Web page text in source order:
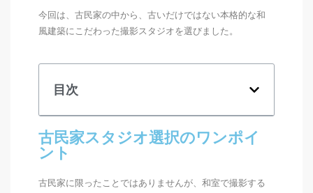
今回は、古民家の中から、古いだけではない本格的な和
風建築にこだわった撮影スタジオを選びました。
目次
古民家スタジオ選択のワンポイ
ント
古民家に限ったことではありませんが、和室で撮影する